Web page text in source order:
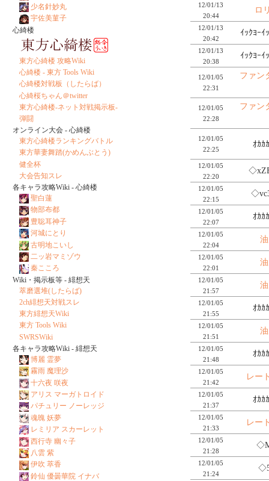
12/01/13
20:44
ロ
12/01/13
20:42
ｲｯｸﾖｰｲ
12/01/13
20:38
ｲｯｸﾖｰｲ
12/01/05
22:31
ファン
12/01/05
22:28
ファン
12/01/05
22:25
ｵｶｶ
12/01/05
22:20
12/01/05
22:15
12/01/05
22:07
ｵｶｶ
12/01/05
22:04
12/01/05
22:01
12/01/05
21:57
12/01/05
21:55
ｵｶｶ
12/01/05
21:51
12/01/05
21:48
ｵｶｶ
12/01/05
21:42
レー
12/01/05
21:37
ｵｶｶ
12/01/05
21:33
レー
12/01/05
21:28
12/01/05
21:24
少名針妙丸
宇佐美菫子
心綺楼
東方心綺楼 攻略Wiki
心綺楼 - 東方 Tools Wiki
心綺楼対戦板（したらば）
心綺桜ちゃん＠twitter
東方心綺楼-ネット対戦掲示板-
弾闘
オンライン大会 - 心綺楼
東方心綺楼ランキングバトル
東方華妻舞踏(かめんぶとう)
健全杯
大会告知スレ
各キャラ攻略Wiki - 心綺楼
聖白蓮
物部布都
豊聡耳神子
河城にとり
古明地こいし
二ッ岩マミゾウ
秦こころ
Wiki・掲示板等 - 緋想天
萃磨選堆(したらば)
2ch緋想天対戦スレ
東方緋想天Wiki
東方 Tools Wiki
SWRSWiki
各キャラ攻略Wiki - 緋想天
博麗 霊夢
霧雨 魔理沙
十六夜 咲夜
アリス マーガトロイド
パチュリー ノーレッジ
魂魄 妖夢
レミリア スカーレット
西行寺 幽々子
八雲 紫
伊吹 萃香
鈴仙 優曇華院 イナバ